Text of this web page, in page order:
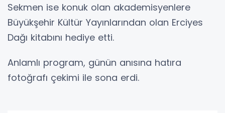
Sekmen ise konuk olan akademisyenlere
Büyükşehir Kültür Yayınlarından olan Erciyes
Dağı kitabını hediye etti.
Anlamlı program, günün anısına hatıra
fotoğrafı çekimi ile sona erdi.